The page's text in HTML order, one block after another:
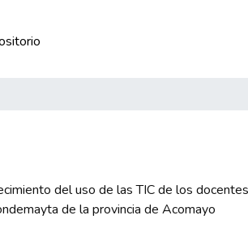
del uso de las TIC de los
de la provincia de Acomayo